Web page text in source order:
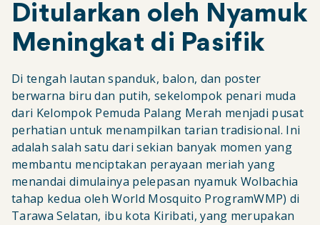
Ditularkan oleh Nyamuk
Meningkat di Pasifik
Di tengah lautan spanduk, balon, dan poster
berwarna biru dan putih, sekelompok penari muda
dari Kelompok Pemuda Palang Merah menjadi pusat
perhatian untuk menampilkan tarian tradisional. Ini
adalah salah satu dari sekian banyak momen yang
membantu menciptakan perayaan meriah yang
menandai dimulainya pelepasan nyamuk Wolbachia
tahap kedua oleh World Mosquito ProgramWMP) di
Tarawa Selatan, ibu kota Kiribati, yang merupakan